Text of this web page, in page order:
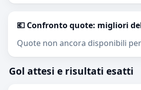
💶 Confronto quote: migliori
Quote non ancora disponibili
Gol attesi e risultati esatti